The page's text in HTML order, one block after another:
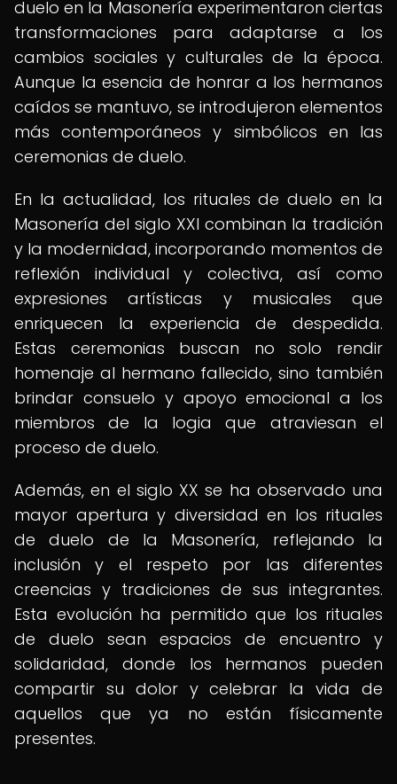
duelo en la Masonería experimentaron ciertas
transformaciones para adaptarse a los
cambios sociales y culturales de la época.
Aunque la esencia de honrar a los hermanos
caídos se mantuvo, se introdujeron elementos
más contemporáneos y simbólicos en las
ceremonias de duelo.
En la actualidad, los rituales de duelo en la
Masonería del siglo XXI combinan la tradición
y la modernidad, incorporando momentos de
reflexión individual y colectiva, así como
expresiones artísticas y musicales que
enriquecen la experiencia de despedida.
Estas ceremonias buscan no solo rendir
homenaje al hermano fallecido, sino también
brindar consuelo y apoyo emocional a los
miembros de la logia que atraviesan el
proceso de duelo.
Además, en el siglo XX se ha observado una
mayor apertura y diversidad en los rituales
de duelo de la Masonería, reflejando la
inclusión y el respeto por las diferentes
creencias y tradiciones de sus integrantes.
Esta evolución ha permitido que los rituales
de duelo sean espacios de encuentro y
solidaridad, donde los hermanos pueden
compartir su dolor y celebrar la vida de
aquellos que ya no están físicamente
presentes.